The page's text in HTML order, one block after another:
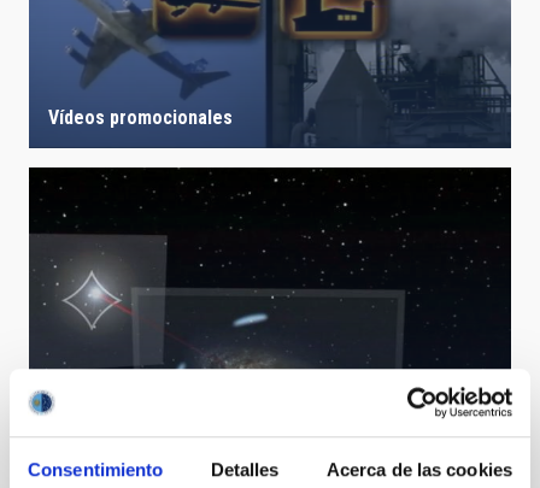
Consentimiento Detalles Acerca de las cookies
Vídeos promocionales